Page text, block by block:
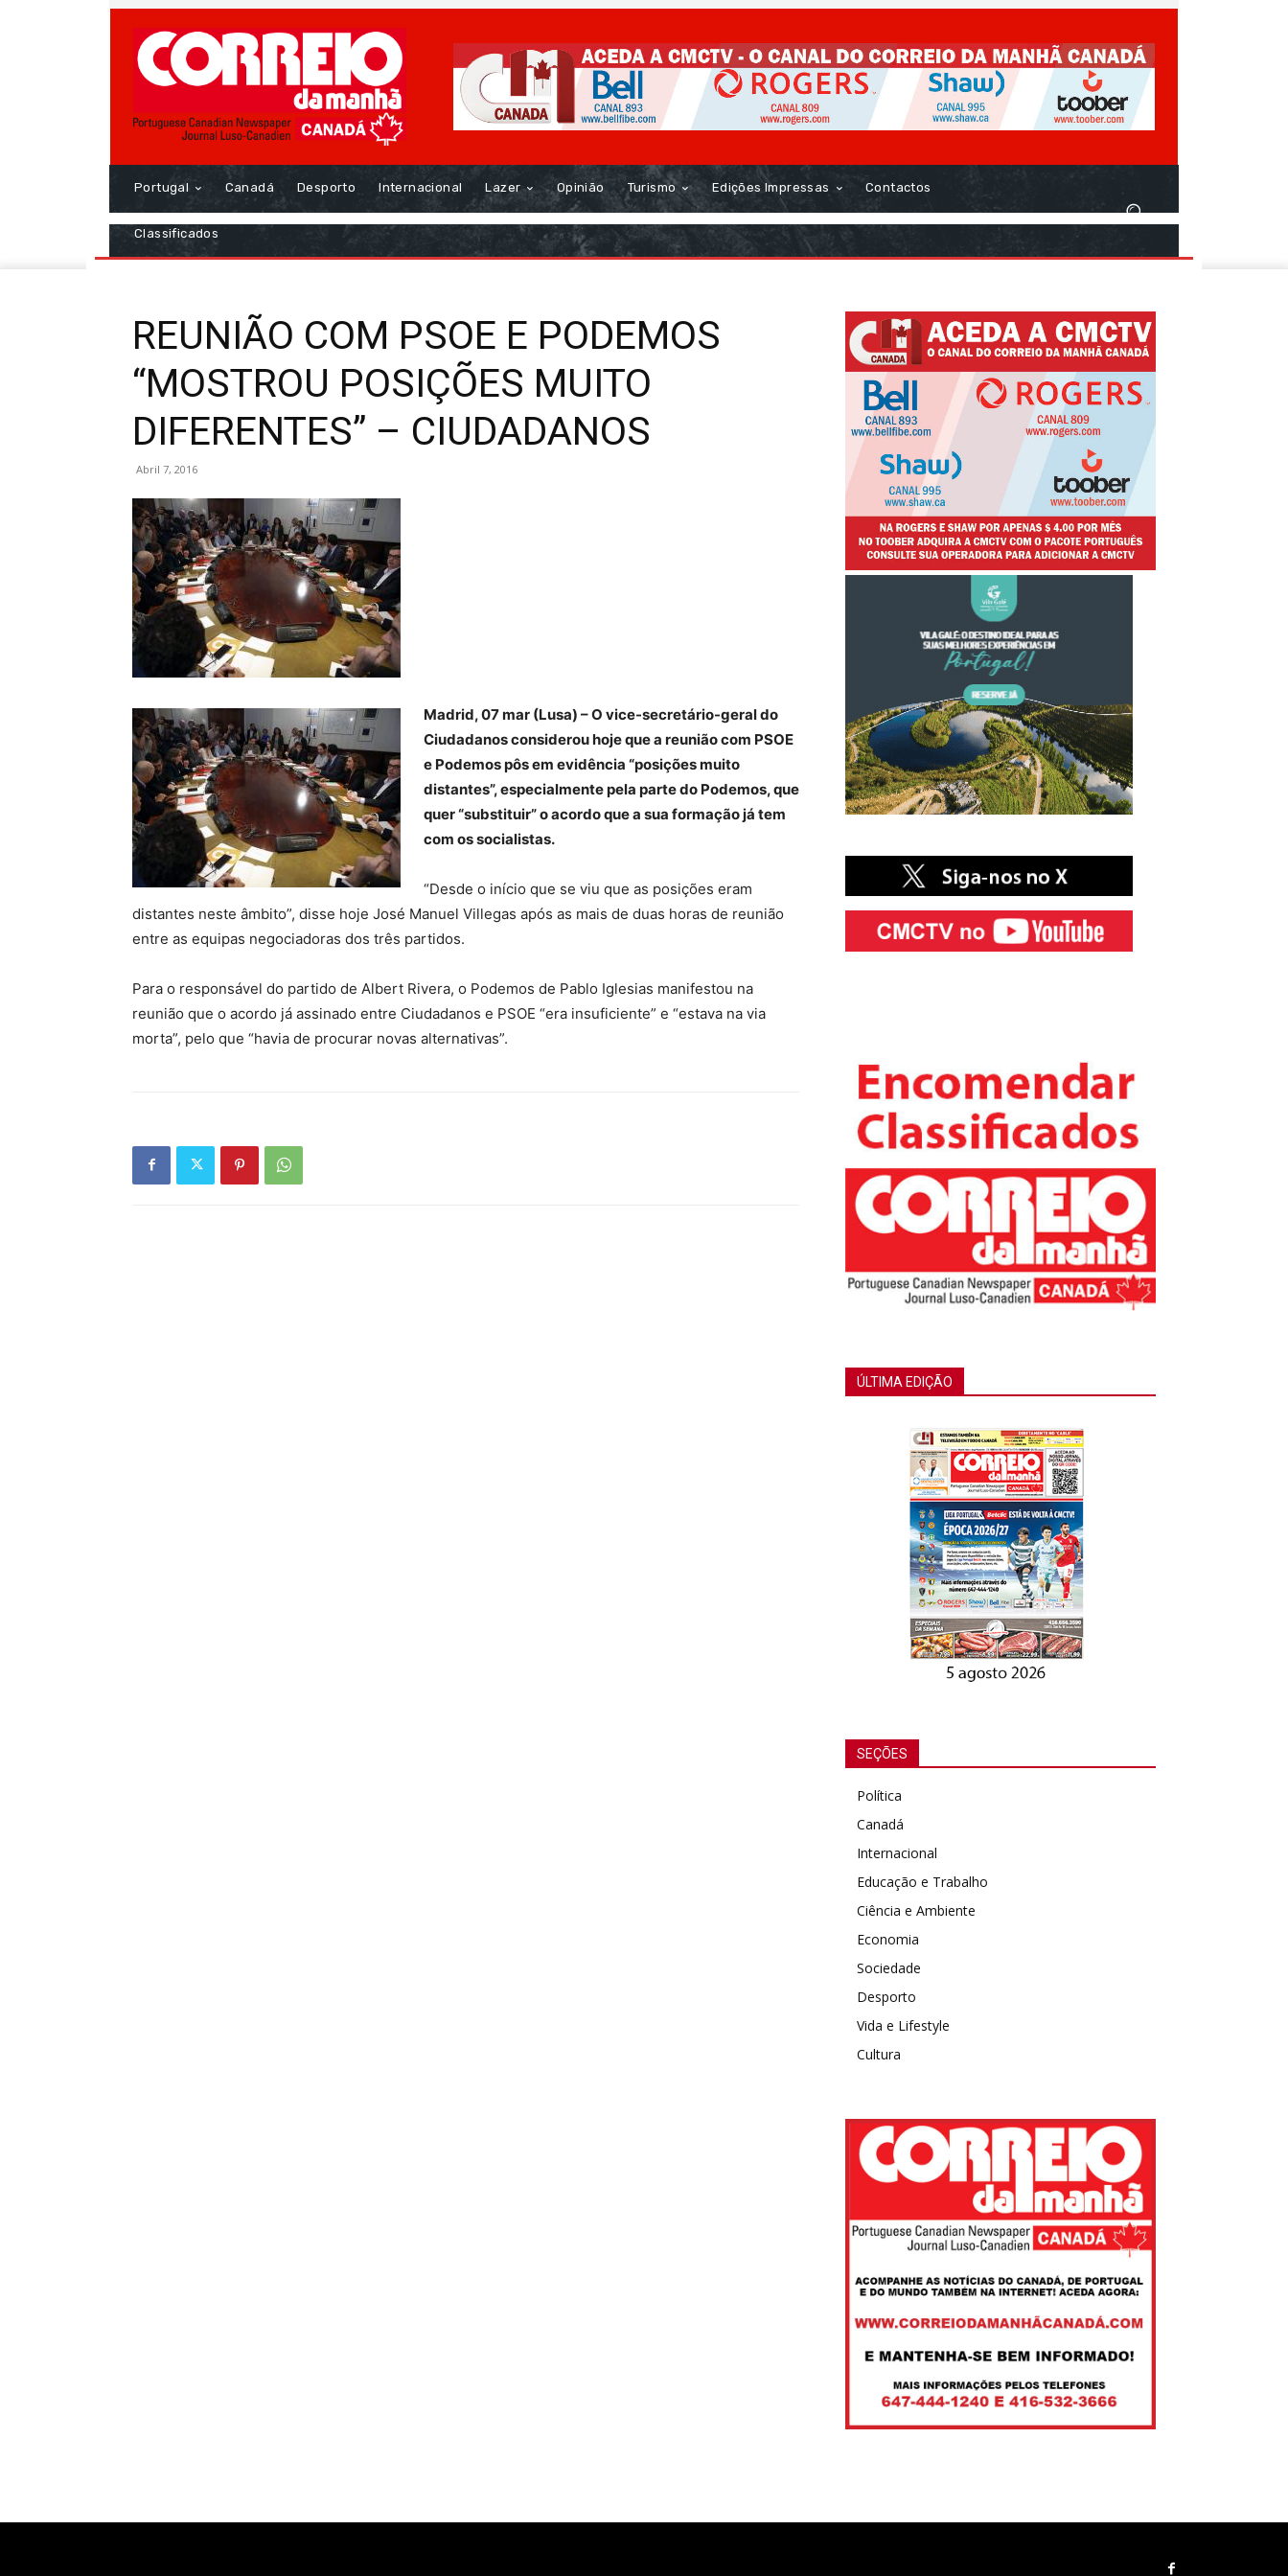
Portugal Canadá Desporto Internacional Lazer Opinião Turismo Edições Impressas Contactos
Classificados
REUNIÃO COM PSOE E PODEMOS
“MOSTROU POSIÇÕES MUITO
DIFERENTES” – CIUDADANOS
Abril 7, 2016
Madrid, 07 mar (Lusa) – O vice-secretário-geral do
Ciudadanos considerou hoje que a reunião com PSOE
e Podemos pôs em evidência “posições muito
distantes”, especialmente pela parte do Podemos, que
quer “substituir” o acordo que a sua formação já tem
com os socialistas.
“Desde o início que se viu que as posições eram
distantes neste âmbito”, disse hoje José Manuel Villegas após as mais de duas horas de reunião
entre as equipas negociadoras dos três partidos.
Para o responsável do partido de Albert Rivera, o Podemos de Pablo Iglesias manifestou na
reunião que o acordo já assinado entre Ciudadanos e PSOE “era insuficiente” e “estava na via
morta”, pelo que “havia de procurar novas alternativas”.
ÚLTIMA EDIÇÃO
SEÇÕES
Política
Canadá
Internacional
Educação e Trabalho
Ciência e Ambiente
Economia
Sociedade
Desporto
Vida e Lifestyle
Cultura